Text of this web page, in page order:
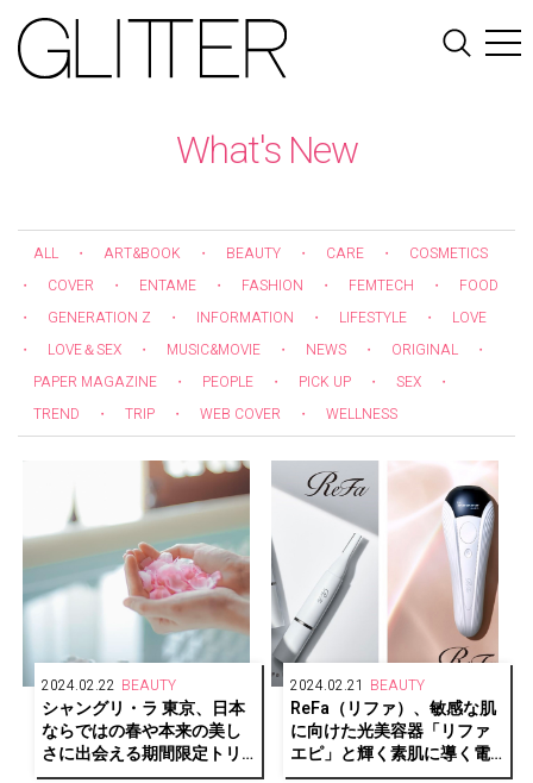
What's New
ALL ・ ART&BOOK ・ BEAUTY ・ CARE ・
COSMETICS
・
COVER ・ ENTAME ・ FASHION ・ FEMTECH ・
FOOD
・
GENERATION Z ・ INFORMATION ・ LIFESTYLE ・
LOVE
・
LOVE＆SEX ・ MUSIC&MOVIE ・ NEWS ・ ORIGINAL
・
PAPER MAGAZINE
・ PEOPLE ・ PICK UP ・ SEX
・
TREND
・ TRIP ・ WEB COVER ・ WELLNESS
2024.02.22 BEAUTY
シャングリ・ラ 東京、日本
ならではの春や本来の美し
さに出会える期間限定トリ
ートメントメニューを提供
2024.02.21 BEAUTY
ReFa（リファ）、敏感な肌
に向けた光美容器「リファ
エピ」と輝く素肌に導く電
気シェーバー「リファマル